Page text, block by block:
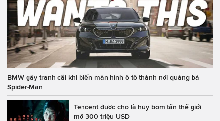
BMW gây tranh cãi khi biến màn hình ô tô thành nơi quảng bá
Spider-Man
Tencent được cho là hủy bom tấn thế giới
mở 300 triệu USD